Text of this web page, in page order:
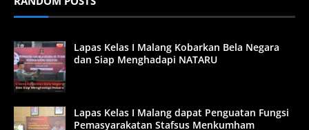
Lapas Kelas I Malang Kobarkan Bela Negara
dan Siap Menghadapi NATARU
Lapas Kelas I Malang dapat Penguatan Fungsi
Pemasyarakatan Stafsus Menkumham